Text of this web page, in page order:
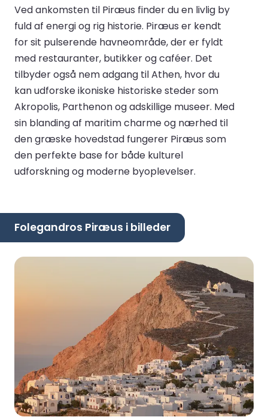
Ved ankomsten til Piræus finder du en livlig by
fuld af energi og rig historie. Piræus er kendt
for sit pulserende havneområde, der er fyldt
med restauranter, butikker og caféer. Det
tilbyder også nem adgang til Athen, hvor du
kan udforske ikoniske historiske steder som
Akropolis, Parthenon og adskillige museer. Med
sin blanding af maritim charme og nærhed til
den græske hovedstad fungerer Piræus som
den perfekte base for både kulturel
udforskning og moderne byoplevelser.
Folegandros Piræus i billeder